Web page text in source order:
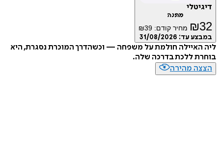
דיגיטלי
מתנה
₪32 מחיר קודם: ₪39
במבצע עד: 31/08/2026
ליה האיילה חולמת על משפחה — וכשהדרך המוכרת נסגרת, היא
בוחרת ללכת בדרכה שלה.
הצצה מהירה